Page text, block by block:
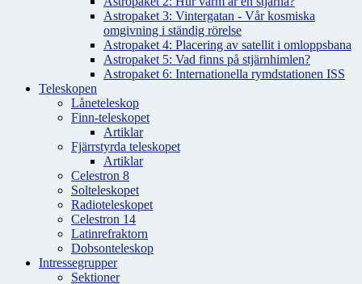
Astropaket 3: Vintergatan - Vår kosmiska
omgivning i ständig rörelse
Astropaket 4: Placering av satellit i omloppsbana
Astropaket 5: Vad finns på stjärnhimlen?
Astropaket 6: Internationella rymdstationen ISS
Teleskopen
Låneteleskop
Finn-teleskopet
Artiklar
Fjärrstyrda teleskopet
Artiklar
Celestron 8
Solteleskopet
Radioteleskopet
Celestron 14
Latinrefraktorn
Dobsonteleskop
Intressegrupper
Sektioner